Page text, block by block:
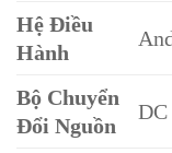
Hệ Điều
Hành
Bộ Chuyển
Đổi Nguồn
DC